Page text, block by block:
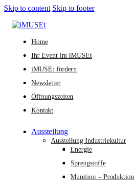
Skip to content Skip to footer
Home
Ihr Event im iMUSEt
iMUSEt fördern
Newsletter
Öffnungszeiten
Kontakt
Ausstellung
Ausstellung Industriekultur
Energie
Sprengstoffe
Munition – Produktion